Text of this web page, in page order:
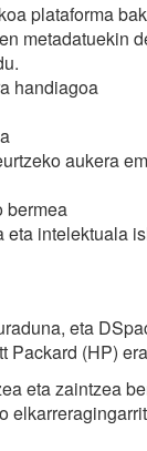
plataforma
metadatuekin
handiagoa
aukera
bermea
intelektuala
eta
Packard (HP)
eta zaintzea